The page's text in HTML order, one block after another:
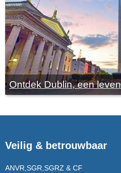
Ontdek Dublin, een
Veilig & betrouwbaar
ANVR,SGR,SGRZ & CF